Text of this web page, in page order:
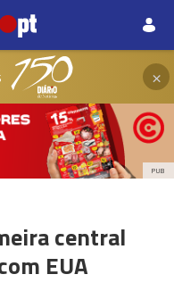
×
PUB
central
EUA